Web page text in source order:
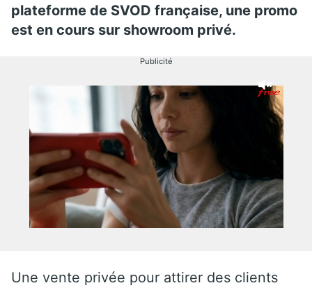
plateforme de SVOD française, une promo
est en cours sur showroom privé.
Publicité
Une vente privée pour attirer des clients